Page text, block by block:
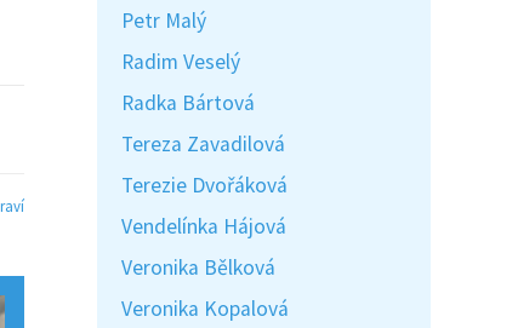
Petr Malý
Radim Veselý
Radka Bártová
Tereza Zavadilová
Terezie Dvořáková
Vendelínka Hájová
Veronika Bělková
Veronika Kopalová